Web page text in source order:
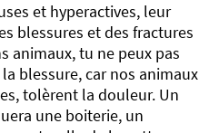
et hyperactives, leur
blessures et des fractures
animaux, tu ne peux pas
blessure, car nos animaux
tolèrent la douleur. Un
une boiterie, un